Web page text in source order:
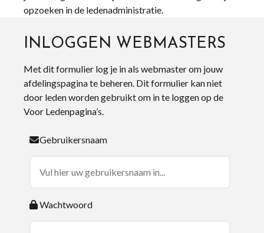
opzoeken in de ledenadministratie.
INLOGGEN WEBMASTERS
Met dit formulier log je in als webmaster om jouw
afdelingspagina te beheren. Dit formulier kan niet
door leden worden gebruikt om in te loggen op de
Voor Ledenpagina’s.
Gebruikersnaam
Wachtwoord